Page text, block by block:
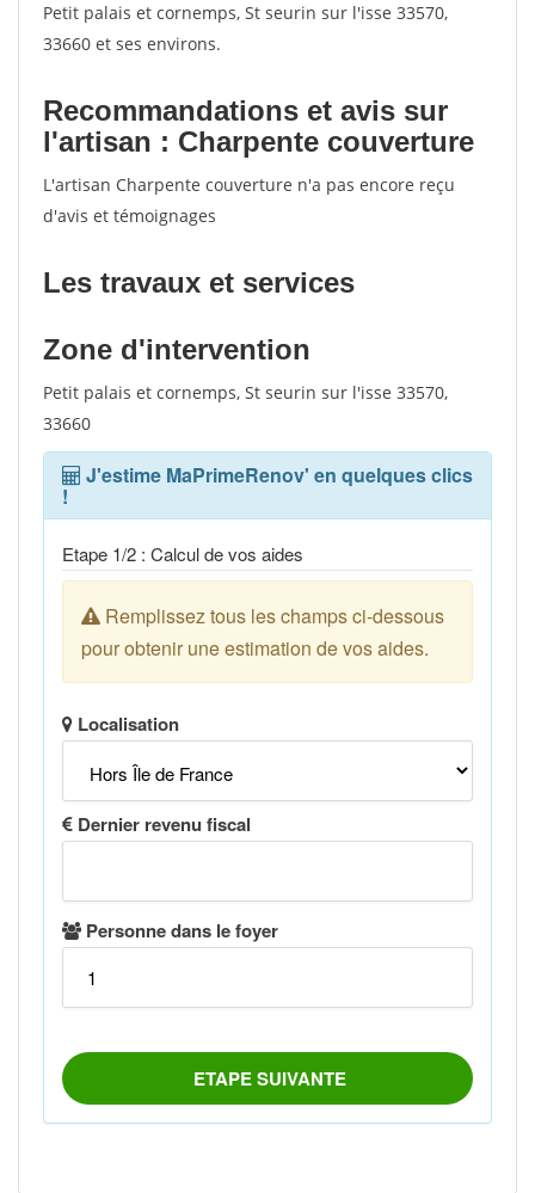
Petit palais et cornemps, St seurin sur l'isse 33570,
33660 et ses environs.
Recommandations et avis sur
l'artisan : Charpente couverture
L'artisan Charpente couverture n'a pas encore reçu
d'avis et témoignages
Les travaux et services
Zone d'intervention
Petit palais et cornemps, St seurin sur l'isse 33570,
33660